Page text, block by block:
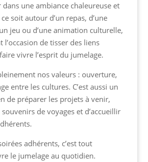
une ambiance chaleureuse et
soit autour d’un repas, d’une
jeu ou d’une animation culturelle,
l’occasion de tisser des liens
vivre l’esprit du jumelage.
nos valeurs : ouverture,
entre les cultures. C’est aussi un
de préparer les projets à venir,
souvenirs de voyages et d’accueillir
adhérents, c’est tout
le jumelage au quotidien.